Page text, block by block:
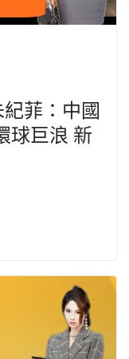
菲：中國
球巨浪 新